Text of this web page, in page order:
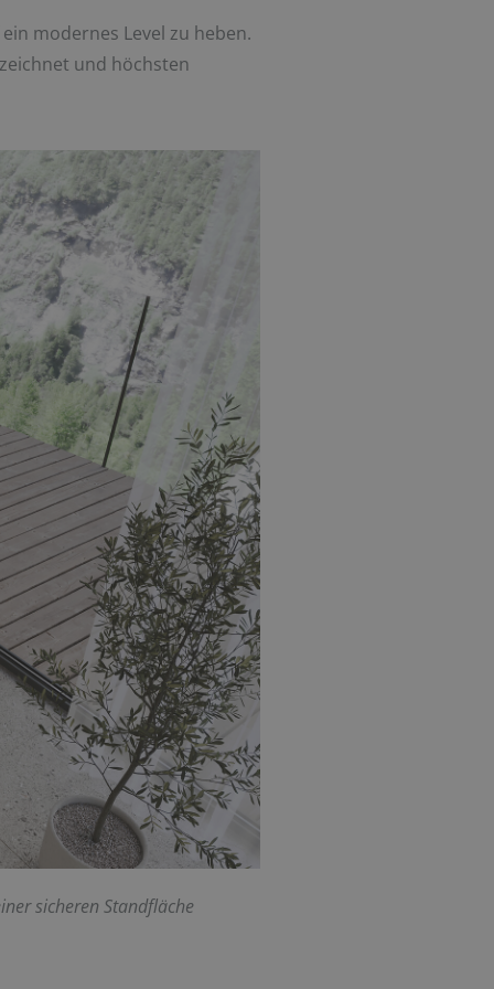
modernes Level zu heben.
und höchsten
sicheren Standfläche